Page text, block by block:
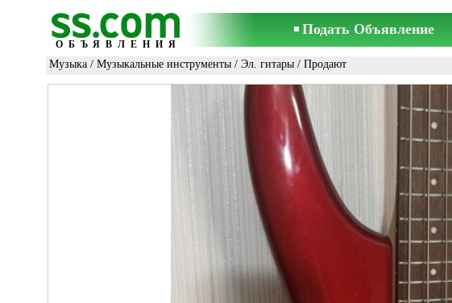
ОБЪЯВЛЕНИЯ
Подать Объявление
Музыка / Музыкальные инструменты / Эл. гитары / Продают